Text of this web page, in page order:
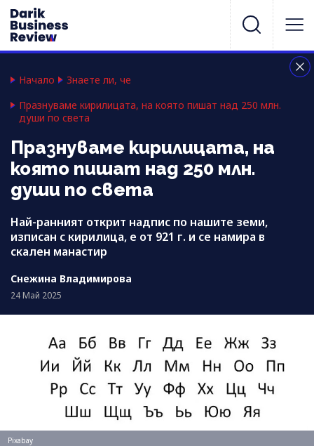
Начало
Знаете ли, че
Празнуваме кирилицата, на която пишат над 250 млн.
души по света
Празнуваме кирилицата, на
която пишат над 250 млн.
души по света
Най-ранният открит надпис по нашите земи,
изписан с кирилица, е от 921 г. и се намира в
скален манастир
Снежина Владимирова
24 Май 2025
Pixabay